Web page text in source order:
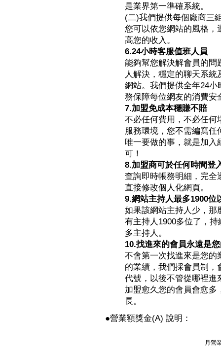
是業界第一準確系統。
(二)我們提供每個廠商三
您可以依您網站的風格，
高您的收入。
6.24小時客服值班人員
能夠幫您解決解會員的問
人解決，穩定的聊天系
網站。我們提供全年24
務保障每位網友的消費安
7.加盟免成本穩賺不賠
不必任何費用，不必任何
服務環境，您不需編寫
唯一要做的事，就是加入
可！
8.加盟商可於任何時間登
查詢即時帳務明細，完全
直接修改個人化網頁。
9.網站主持人最多1900位
如果該網站主持人少，那
有主持人1900多位了，
多主持人。
10.找進來的會員永遠是
不會第一次找進來是您的
的業績，我們採會員制
代號，以後不管從哪裡進
加盟愈久您的會員會愈
長。
●營業額獎金(A) 說明：
月營